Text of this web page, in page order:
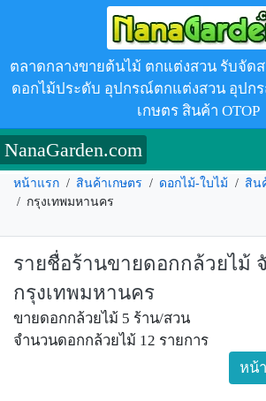
ตลาดกลางขายต้นไม้ ตกแต่งสวน รับจัด
ดอกไม้ประดับ อุปกรณ์ตกแต่งสวน อุปก
เกษตร สินค้า OTOP
NanaGarden.com
หน้าแรก / สินค้าเกษตร / ดอกไม้-ใบไม้ / สิน
/ กรุงเทพมหานคร
รายชื่อร้านขายดอกกล้วยไม้
กรุงเทพมหานคร
ขายดอกกล้วยไม้ 5 ร้าน/สวน
จำนวนดอกกล้วยไม้ 12 รายการ
หน้